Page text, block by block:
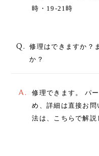
時・19-21時
Q.
修理はできますか？
か？
A.
修理できます。 パ
め、詳細は直接お
法は、こちらで解説